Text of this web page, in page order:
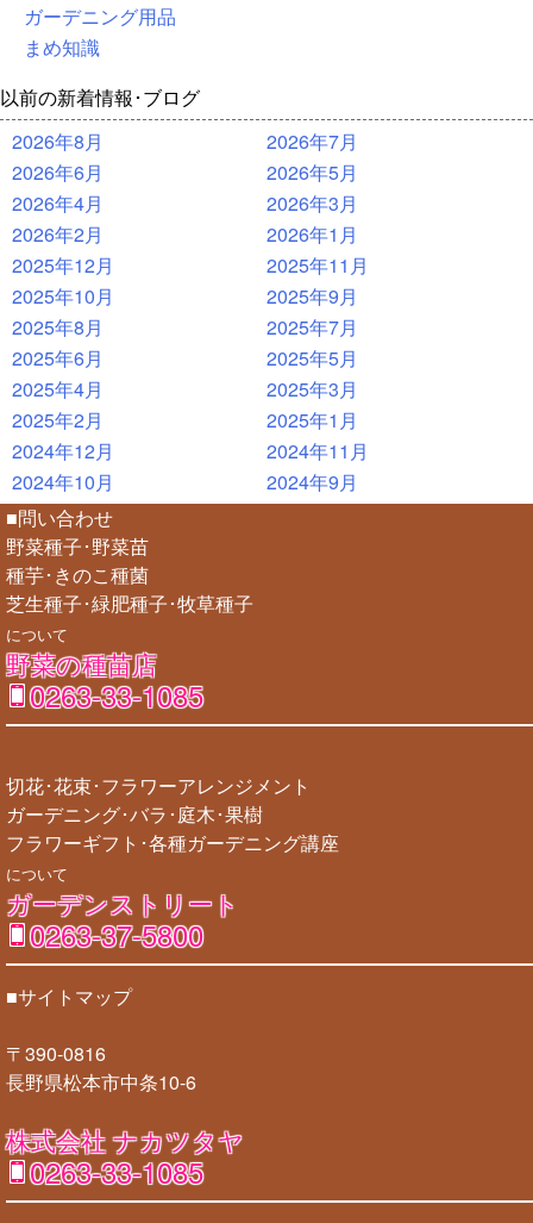
ガーデニング用品
まめ知識
以前の新着情報･ブログ
2026年8月
2026年7月
2026年6月
2026年5月
2026年4月
2026年3月
2026年2月
2026年1月
2025年12月
2025年11月
2025年10月
2025年9月
2025年8月
2025年7月
2025年6月
2025年5月
2025年4月
2025年3月
2025年2月
2025年1月
2024年12月
2024年11月
2024年10月
2024年9月
■問い合わせ
野菜種子･野菜苗
種芋･きのこ種菌
芝生種子･緑肥種子･牧草種子
について
野菜の種苗店
0263-33-1085
切花･花束･フラワーアレンジメント
ガーデニング･バラ･庭木･果樹
フラワーギフト･各種ガーデニング講座
について
ガーデンストリート
0263-37-5800
■サイトマップ
〒390-0816
長野県松本市中条10-6
株式会社 ナカツタヤ
0263-33-1085